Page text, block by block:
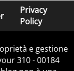
Privacy
Policy
e gestione
310 - 00184